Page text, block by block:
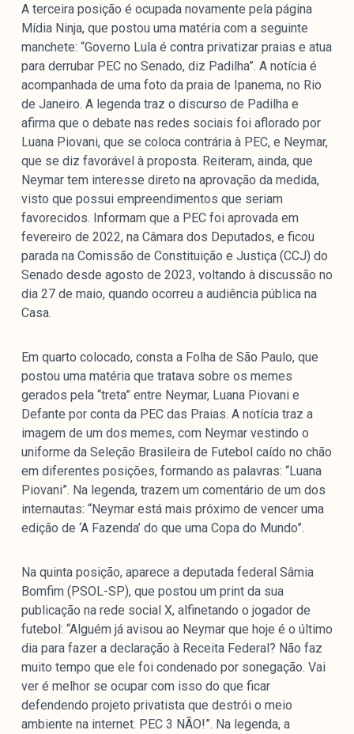
A terceira posição é ocupada novamente pela página
Mídia Ninja, que postou uma matéria com a seguinte
manchete: “Governo Lula é contra privatizar praias e atua
para derrubar PEC no Senado, diz Padilha”. A notícia é
acompanhada de uma foto da praia de Ipanema, no Rio
de Janeiro. A legenda traz o discurso de Padilha e
afirma que o debate nas redes sociais foi aflorado por
Luana Piovani, que se coloca contrária à PEC, e Neymar,
que se diz favorável à proposta. Reiteram, ainda, que
Neymar tem interesse direto na aprovação da medida,
visto que possui empreendimentos que seriam
favorecidos. Informam que a PEC foi aprovada em
fevereiro de 2022, na Câmara dos Deputados, e ficou
parada na Comissão de Constituição e Justiça (CCJ) do
Senado desde agosto de 2023, voltando à discussão no
dia 27 de maio, quando ocorreu a audiência pública na
Casa.
Em quarto colocado, consta a Folha de São Paulo, que
postou uma matéria que tratava sobre os memes
gerados pela “treta” entre Neymar, Luana Piovani e
Defante por conta da PEC das Praias. A notícia traz a
imagem de um dos memes, com Neymar vestindo o
uniforme da Seleção Brasileira de Futebol caído no chão
em diferentes posições, formando as palavras: “Luana
Piovani”. Na legenda, trazem um comentário de um dos
internautas: “Neymar está mais próximo de vencer uma
edição de ‘A Fazenda’ do que uma Copa do Mundo”.
Na quinta posição, aparece a deputada federal Sâmia
Bomfim (PSOL-SP), que postou um print da sua
publicação na rede social X, alfinetando o jogador de
futebol: “Alguém já avisou ao Neymar que hoje é o último
dia para fazer a declaração à Receita Federal? Não faz
muito tempo que ele foi condenado por sonegação. Vai
ver é melhor se ocupar com isso do que ficar
defendendo projeto privatista que destrói o meio
ambiente na internet. PEC 3 NÃO!”. Na legenda, a